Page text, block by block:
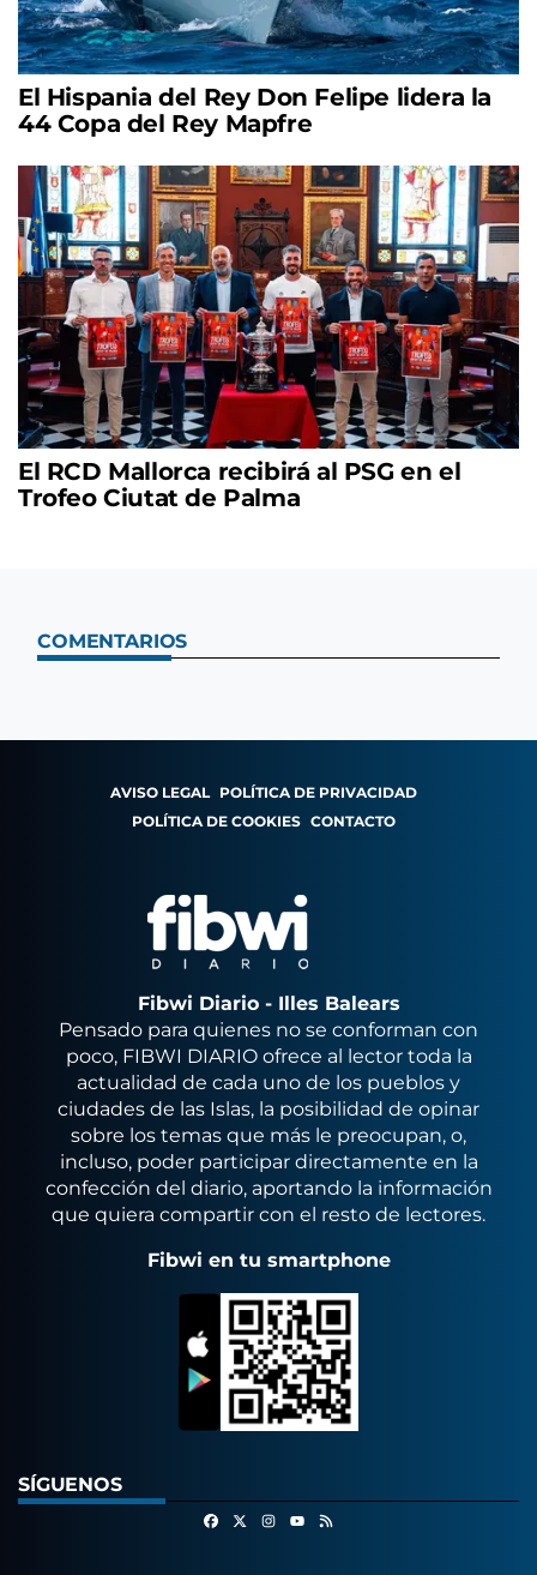
El Hispania del Rey Don Felipe lidera la
44 Copa del Rey Mapfre
El RCD Mallorca recibirá al PSG en el
Trofeo Ciutat de Palma
COMENTARIOS
AVISO LEGAL POLÍTICA DE PRIVACIDAD
POLÍTICA DE COOKIES CONTACTO
Fibwi Diario - Illes Balears
Pensado para quienes no se conforman con
poco, FIBWI DIARIO ofrece al lector toda la
actualidad de cada uno de los pueblos y
ciudades de las Islas, la posibilidad de opinar
sobre los temas que más le preocupan, o,
incluso, poder participar directamente en la
confección del diario, aportando la información
que quiera compartir con el resto de lectores.
Fibwi en tu smartphone
SÍGUENOS
FacebookInstagram